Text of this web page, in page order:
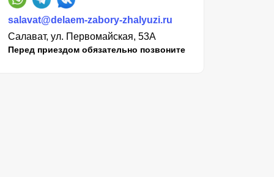
salavat@delaem-zabory-zhalyuzi.ru
Салават, ул. Первомайская, 53А
Перед приездом обязательно позвоните